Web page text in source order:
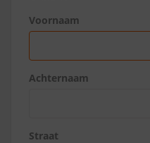
Voornaam
Achternaam
Straat